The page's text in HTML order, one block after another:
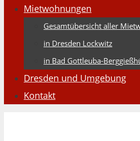
Mietwohnungen
Gesamtübersicht aller
in Dresden Lockwitz
in Bad Gottleuba-
Dresden und Umgebung
Kontakt